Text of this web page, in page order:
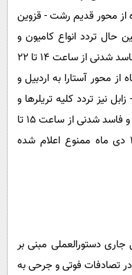
و جمعه 14 و 15 دی ماه از محور قدیم رشت - قزوین
حال تردد انواع کامیون و
تریلر به استثنای حاملین مواد سوختی و فاسد شدنی از ساعت 14 تا 22
و جمعه 14 و 15 دی ماه از محور آستارا به اردبیل و
نیز تردد کلیه تریلرها و
کامیونها به استثنای حاملین مواد سوختی و فاسد شدنی از ساعت 15 تا
20 روزهای چهارشنبه و جمعه 13 و 15 دی ماه ممنوع اعلام شده
13 آبان ماه سال جاری دستورالعملی مبنی بر
تصادفات فوتی و جرحی به